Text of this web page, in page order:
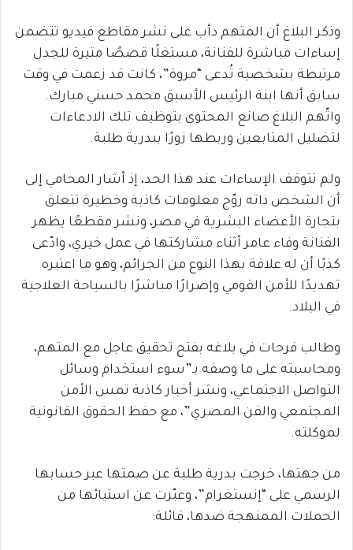
وذكر البلاغ أن المتهم دأب على نشر مقاطع فيديو تتضمن
إساءات مباشرة للفنانة، مستغلًا قصصًا مثيرة للجدل
مرتبطة بشخصية تُدعى “مروة”، كانت قد زعمت في وقت
سابق أنها ابنة الرئيس الأسبق محمد حسني مبارك.
واتّهم البلاغ صانع المحتوى بتوظيف تلك الادعاءات
لتضليل المتابعين وربطها زورًا ببدرية طلبة.
ولم تتوقف الإساءات عند هذا الحد، إذ أشار المحامي إلى
أن الشخص ذاته روّج معلومات كاذبة وخطيرة تتعلق
بتجارة الأعضاء البشرية في مصر، ونشر مقطعًا يظهر
الفنانة وفاء عامر أثناء مشاركتها في عمل خيري، وادّعى
كذبًا أن له علاقة بهذا النوع من الجرائم، وهو ما اعتبره
تهديدًا للأمن القومي وإضرارًا مباشرًا بالسياحة العلاجية
في البلاد.
وطالب فرحات في بلاغه بفتح تحقيق عاجل مع المتهم،
ومحاسبته على ما وصفه بـ”سوء استخدام وسائل
التواصل الاجتماعي، ونشر أخبار كاذبة تمس الأمن
المجتمعي والفن المصري”، مع حفظ الحقوق القانونية
لموكلته.
من جهتها، خرجت بدرية طلبة عن صمتها عبر حسابها
الرسمي على “إنستغرام”، وعبّرت عن استيائها من
الحملات الممنهجة ضدها، قائلة: